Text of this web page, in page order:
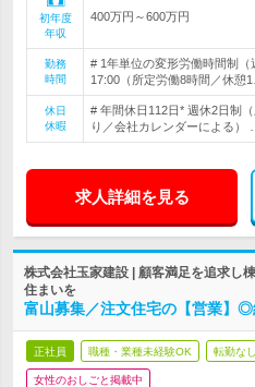
初年度
年収
400万円～600万円
勤務
時間
# 1年単位の変形労働時間制（
17:00（所定労働8時間／休憩
休日
休暇
# 年間休日112日* 週休2日制
り／会社カレンダーによる） …
求人詳細を見る
株式会社玉家建設 | 顧客満足を追求し
住まいを
富山募集／注文住宅の【営業】
正社員 職種・業種未経験OK 転勤なし
女性のおしごと掲載中